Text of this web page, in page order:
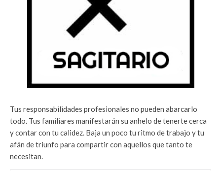
Tus responsabilidades profesionales no pueden abarcarlo
todo. Tus familiares manifestarán su anhelo de tenerte cerca
y contar con tu calidez. Baja un poco tu ritmo de trabajo y tu
afán de triunfo para compartir con aquellos que tanto te
necesitan.